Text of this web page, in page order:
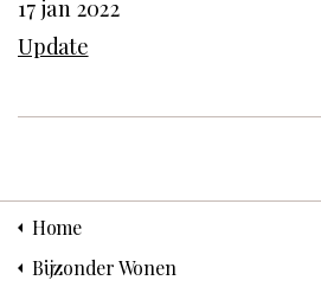
17 jan 2022
Update
Home
Bijzonder Wonen